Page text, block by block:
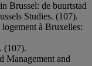
Brussel: de buurtstad
Studies. (107).
à Bruxelles:
(107).
Management and